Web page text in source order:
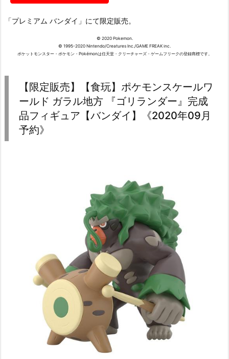
「プレミアム バンダイ」にて限定販売。
© 2020 Pokemon.
© 1995-2020 Nintendo/Creatures Inc./GAME FREAK inc.
ポケットモンスター・ポケモン・Pokémonは任天堂・クリーチャーズ・ゲームフリークの登録商標です。
【限定販売】【食玩】ポケモンスケールワ
ールド ガラル地方 『ゴリランダー』完成
品フィギュア【バンダイ】《2020年09月
予約》